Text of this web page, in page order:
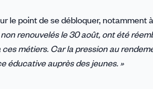
le point de se débloquer,
renouvelés le 30 août, ont été
métiers. Car la pression au
éducative auprès des jeunes. »